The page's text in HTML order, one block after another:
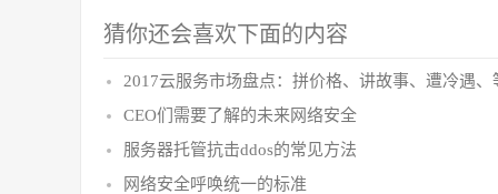
猜你还会喜欢下面的内容
2017云服务市场盘点：拼价格、讲故事、遭冷遇、
CEO们需要了解的未来网络安全
服务器托管抗击ddos的常见方法
网络安全呼唤统一的标准